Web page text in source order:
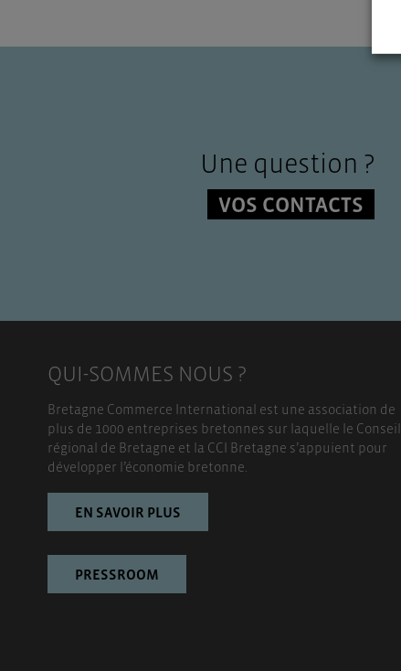
Une question ?
VOS CONTACTS
QUI-SOMMES NOUS ?
Bretagne Commerce International est une association de
plus de 1000 entreprises bretonnes sur laquelle le Conseil
régional de Bretagne et la CCI Bretagne s’appuient pour
développer l’économie bretonne.
EN SAVOIR PLUS
PRESSROOM